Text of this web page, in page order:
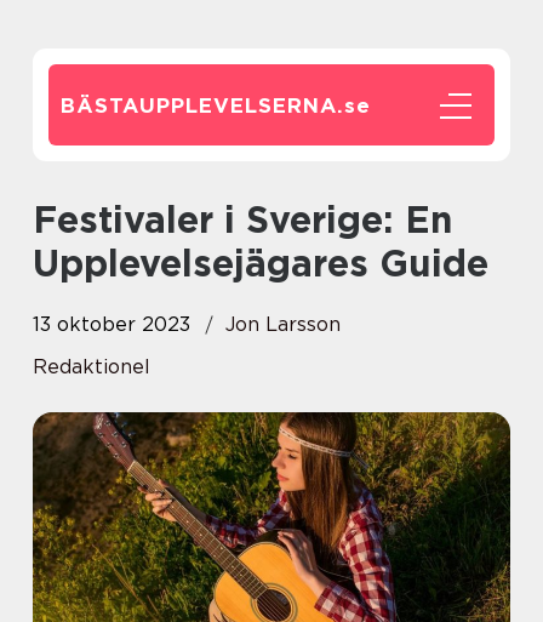
BÄSTAUPPLEVELSERNA.se
Festivaler i Sverige: En
Upplevelsejägares Guide
13 oktober 2023
Jon Larsson
Redaktionel